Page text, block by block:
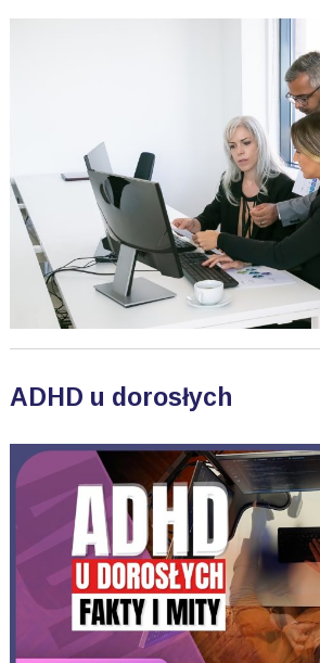
ADHD u dorosłych